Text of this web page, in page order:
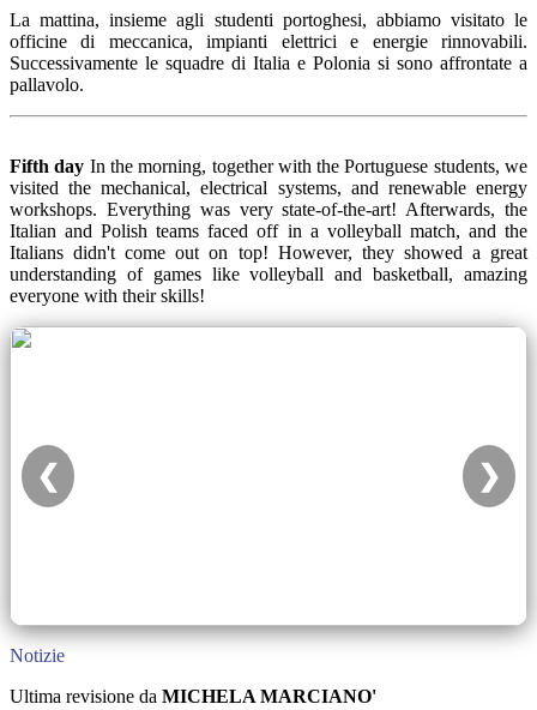
La mattina, insieme agli studenti portoghesi, abbiamo visitato le
officine di meccanica, impianti elettrici e energie rinnovabili.
Successivamente le squadre di Italia e Polonia si sono affrontate a
pallavolo.
Fifth day In the morning, together with the Portuguese students, we
visited the mechanical, electrical systems, and renewable energy
workshops. Everything was very state-of-the-art! Afterwards, the
Italian and Polish teams faced off in a volleyball match, and the
Italians didn't come out on top! However, they showed a great
understanding of games like volleyball and basketball, amazing
everyone with their skills!
❮ ❯
Notizie
Ultima revisione da MICHELA MARCIANO'